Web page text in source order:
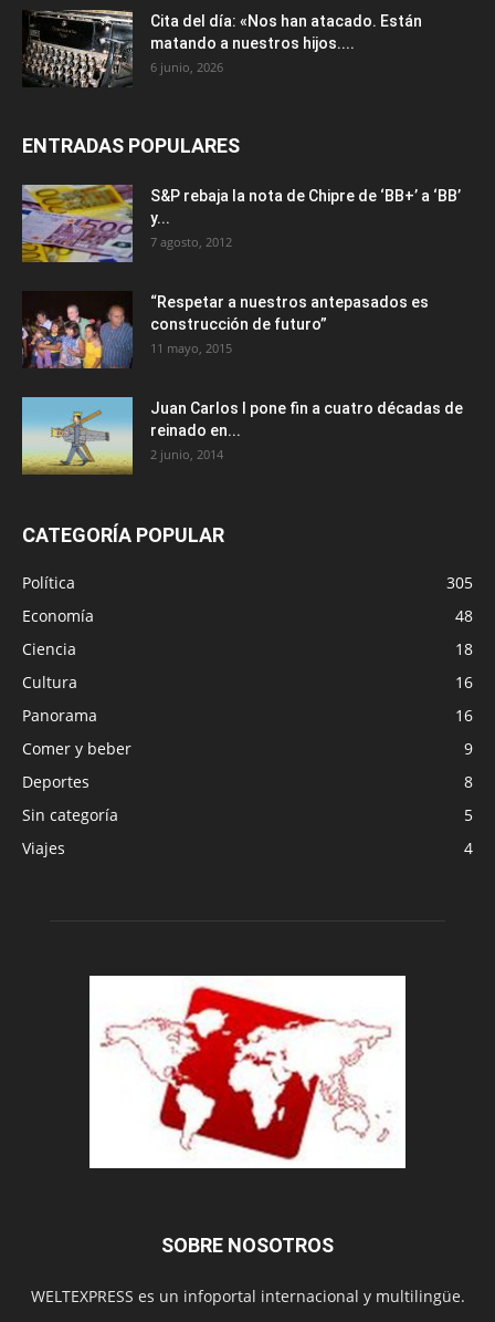
Cita del día: «Nos han atacado. Están
matando a nuestros hijos....
6 junio, 2026
ENTRADAS POPULARES
S&P rebaja la nota de Chipre de ‘BB+’ a ‘ВВ’
y...
7 agosto, 2012
“Respetar a nuestros antepasados es
construcción de futuro”
11 mayo, 2015
Juan Carlos I pone fin a cuatro décadas de
reinado en...
2 junio, 2014
CATEGORÍA POPULAR
Política
305
Economía
48
Ciencia
18
Cultura
16
Panorama
16
Comer y beber
9
Deportes
8
Sin categoría
5
Viajes
4
SOBRE NOSOTROS
WELTEXPRESS es un infoportal internacional y multilingüe.